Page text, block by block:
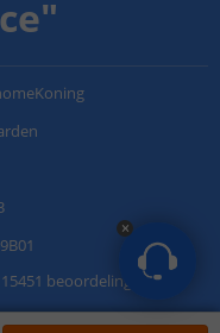
"
15451 beoordelingen